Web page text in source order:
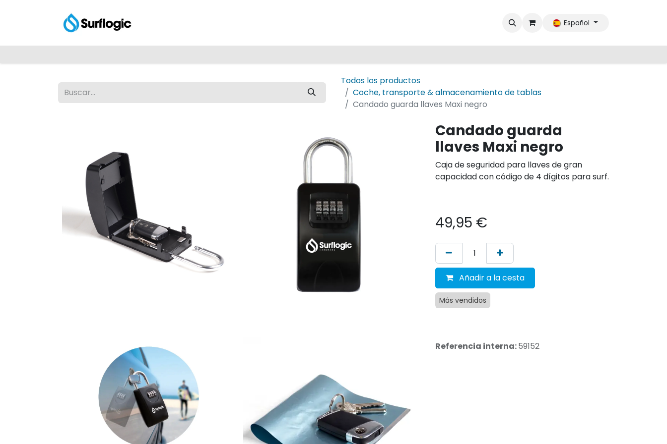
Español
Todos los productos
Coche, transporte & almacenamiento de tablas
Candado guarda llaves Maxi negro
Candado guarda
llaves Maxi negro
Caja de seguridad para llaves de gran
capacidad con código de 4 dígitos para surf.
49,95 €
Añadir a la cesta
Más vendidos
Referencia interna:59152